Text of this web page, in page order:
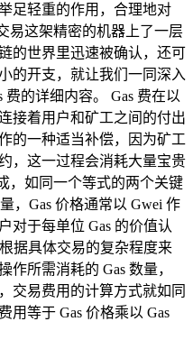
足轻重的作用，合理地对
易这架精密的机器上了一层
的世界里迅速被确认，还可
的开支，就让我们一同深入
费的详细内容。 Gas 费在以
接着用户和矿工之间的付出
的一种适当补偿，因为矿工
，这一过程会消耗大量宝贵
，如同一个等式的两个关键
，Gas 价格通常以 Gwei 作
对于每单位 Gas 的价值认
据具体交易的复杂程度来
所需消耗的 Gas 数量，
交易费用的计算方式就如同
用等于 Gas 价格乘以 Gas